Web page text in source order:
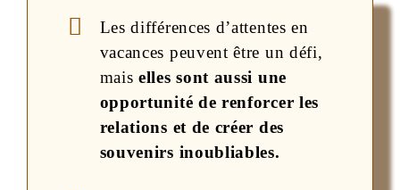
Les différences d’attentes en
vacances peuvent être un défi,
mais elles sont aussi une
opportunité de renforcer les
relations et de créer des
souvenirs inoubliables.